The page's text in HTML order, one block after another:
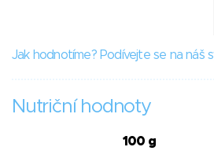
Jak hodnotíme? Podívejte se na náš
Nutriční hodnoty
100 g